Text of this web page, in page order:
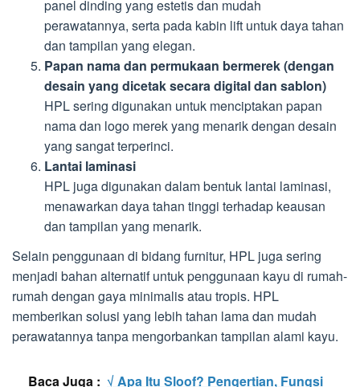
panel dinding yang estetis dan mudah
perawatannya, serta pada kabin lift untuk daya tahan
dan tampilan yang elegan.
Papan nama dan permukaan bermerek (dengan
desain yang dicetak secara digital dan sablon)
HPL sering digunakan untuk menciptakan papan
nama dan logo merek yang menarik dengan desain
yang sangat terperinci.
Lantai laminasi
HPL juga digunakan dalam bentuk lantai laminasi,
menawarkan daya tahan tinggi terhadap keausan
dan tampilan yang menarik.
Selain penggunaan di bidang furnitur, HPL juga sering
menjadi bahan alternatif untuk penggunaan kayu di rumah-
rumah dengan gaya minimalis atau tropis. HPL
memberikan solusi yang lebih tahan lama dan mudah
perawatannya tanpa mengorbankan tampilan alami kayu.
Baca Juga : √ Apa Itu Sloof? Pengertian, Fungsi